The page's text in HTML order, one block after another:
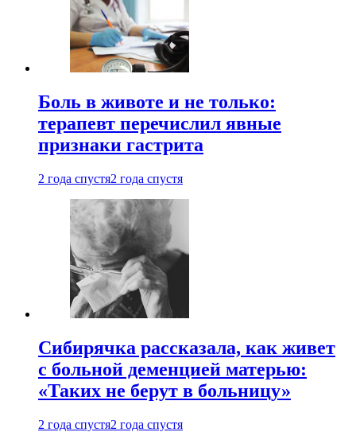
Боль в животе и не только:
терапевт перечислил явные
признаки гастрита
2 года спустя2 года спустя
Сибирячка рассказала, как живет
с больной деменцией матерью:
«Таких не берут в больницу»
2 года спустя2 года спустя